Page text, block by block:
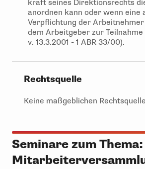
kraft seines Direktionsrechts
anordnen kann oder wenn eine
Verpflichtung der
dem Arbeitgeber zur Teilnahme
v. 13.3.2001 - 1 ABR 33/00).
Rechtsquelle
Keine maßgeblichen
Seminare zum Thema: